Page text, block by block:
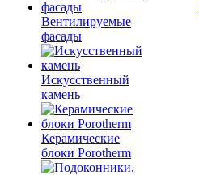
Вентилируемые
фасады
Искусственный
камень
Керамические
блоки Porotherm